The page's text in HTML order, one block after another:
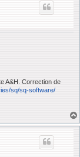
A&H. Correction de
sq/sq-software/